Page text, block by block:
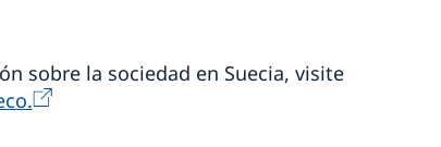
sobre la sociedad en Suecia, visite